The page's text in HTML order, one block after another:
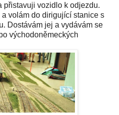
přistavuji vozidlo k odjezdu.
volám do dirigující stanice s
Dostávám jej a vydávám se
východoněmeckých